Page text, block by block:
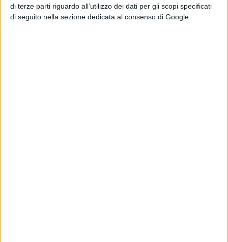
di terze parti riguardo all’utilizzo dei dati per gli scopi specificati
di seguito nella sezione dedicata al consenso di Google.